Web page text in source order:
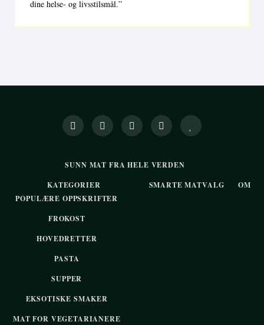
dine helse- og livsstilsmål.”
SUNN MAT FRA HELE VERDEN
KATEGORIER
POPULÆRE OPPSKRIFTER
FROKOST
HOVEDRETTER
PASTA
SUPPER
EKSOTISKE SMAKER
MAT FOR VEGETARIANERE
SMARTE MATVALG OM